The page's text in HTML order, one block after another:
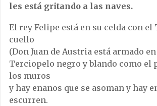
les está gritando a las naves.
El rey Felipe está en su celda con el
cuello
(Don Juan de Austria está armado
Terciopelo negro y blando como el
los muros
y hay enanos que se asoman y hay
escurren.